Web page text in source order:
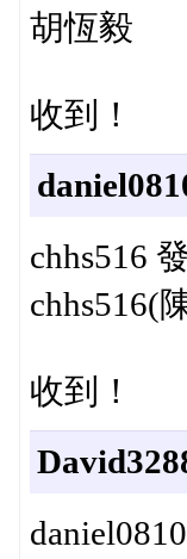
胡恆毅
收到！
chhs516
chhs516(
收到！